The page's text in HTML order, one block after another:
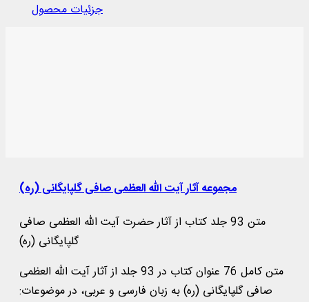
جزئیات محصول
مجموعه آثار آیت الله العظمی صافی گلپایگانی (ره)
متن 93 جلد کتاب از آثار حضرت آیت الله العظمی صافی
گلپایگانی (ره)
متن کامل 76 عنوان کتاب در 93 جلد از آثار آیت الله العظمی
صافی گلپایگانی (ره) به زبان فارسی و عربی، در موضوعات: